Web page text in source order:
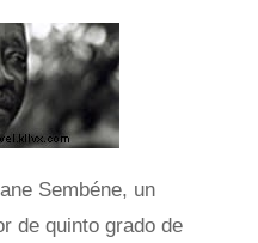
Sembéne, un
de quinto grado de